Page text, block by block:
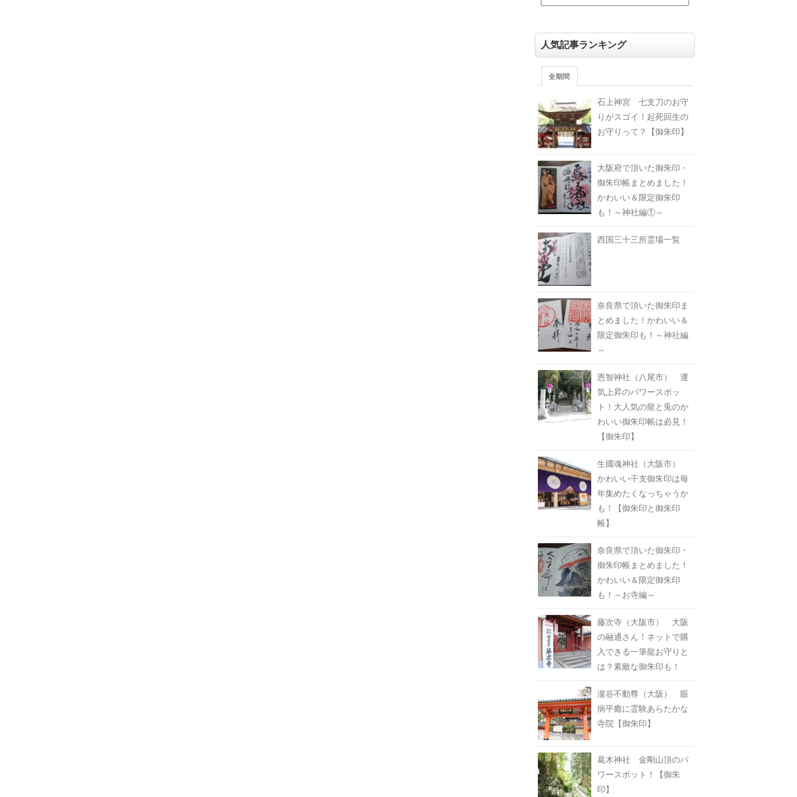
人気記事ランキング
全期間
石上神宮 七支刀のお守
りがスゴイ！起死回生の
お守りって？【御朱印】
大阪府で頂いた御朱印・
御朱印帳まとめました！
かわいい＆限定御朱印
も！～神社編①～
西国三十三所霊場一覧
奈良県で頂いた御朱印ま
とめました！かわいい＆
限定御朱印も！～神社編
～
恩智神社（八尾市） 運
気上昇のパワースポッ
ト！大人気の龍と兎のか
わいい御朱印帳は必見！
【御朱印】
生國魂神社（大阪市）
かわいい干支御朱印は毎
年集めたくなっちゃうか
も！【御朱印と御朱印
帳】
奈良県で頂いた御朱印・
御朱印帳まとめました！
かわいい＆限定御朱印
も！～お寺編～
藤次寺（大阪市） 大阪
の融通さん！ネットで購
入できる一筆龍お守りと
は？素敵な御朱印も！
瀧谷不動尊（大阪） 眼
病平癒に霊験あらたかな
寺院【御朱印】
葛木神社 金剛山頂のパ
ワースポット！【御朱
印】